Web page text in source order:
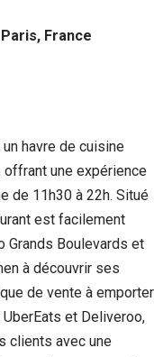
France
havre de cuisine
une expérience
de 11h30 à 22h. Situé
est facilement
Boulevards et
à découvrir ses
de vente à emporter
et Deliveroo,
clients avec une